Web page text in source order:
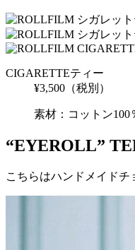
CIGARETTEティー
¥3,500 （税別）
素材：コットン
“EYEROLL”
こちらはハンドメイド